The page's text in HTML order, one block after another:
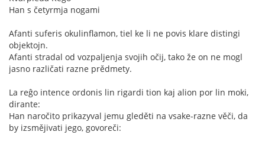
Han s četyrmja nogami
Afanti suferis okulinflamon, tiel ke li ne povis klare distingi
objektojn.
Afanti stradal od vozpaljenja svojih očij, tako že on ne mogl
jasno različati razne prědmety.
La reĝo intence ordonis lin rigardi tion kaj alion por lin moki,
dirante:
Han naročito prikazyval jemu gleděti na vsake-razne věči, da
by izsmějivati jego, govoreči: